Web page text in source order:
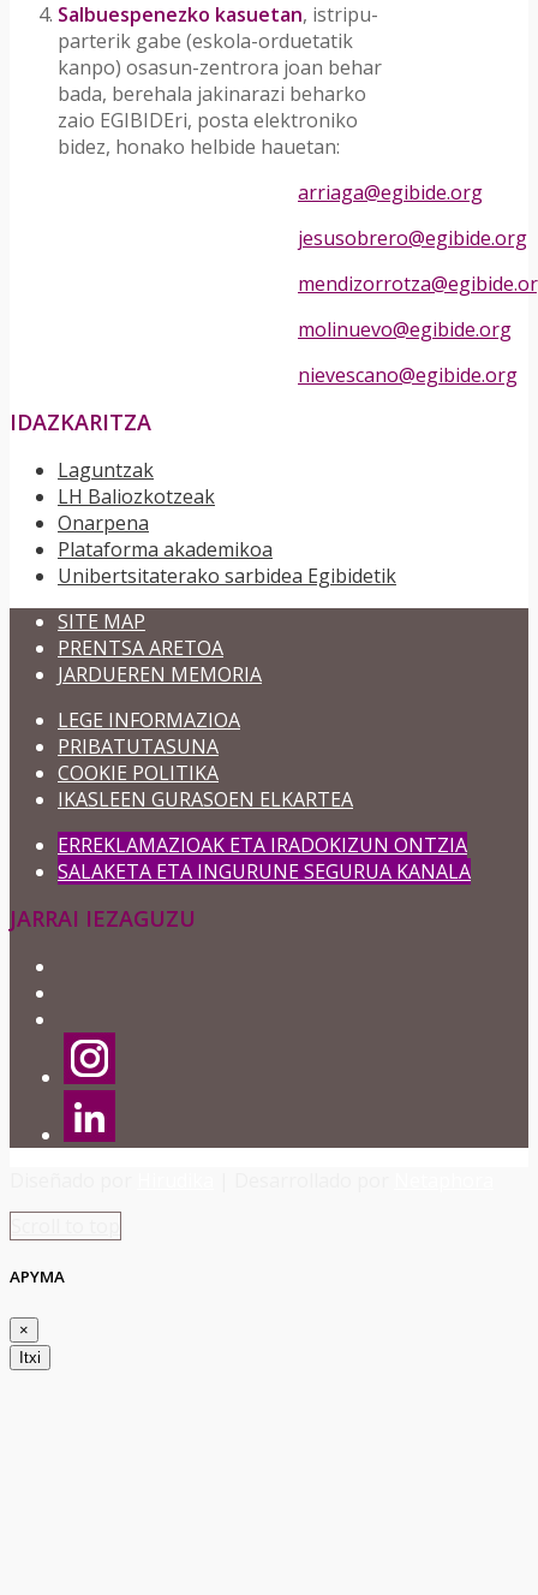
Salbuespenezko kasuetan, istripu-
parterik gabe (eskola-orduetatik
kanpo) osasun-zentrora joan behar
bada, berehala jakinarazi beharko
zaio EGIBIDEri, posta elektroniko
bidez, honako helbide hauetan:
arriaga@egibide.org
jesusobrero@egibide.org
molinuevo@egibide.org
nievescano@egibide.org
IDAZKARITZA
Laguntzak
LH Baliozkotzeak
Onarpena
Plataforma akademikoa
Unibertsitaterako sarbidea Egibidetik
SITE MAP
PRENTSA ARETOA
JARDUEREN MEMORIA
LEGE INFORMAZIOA
PRIBATUTASUNA
COOKIE POLITIKA
IKASLEEN GURASOEN ELKARTEA
ERREKLAMAZIOAK ETA IRADOKIZUN ONTZIA
SALAKETA ETA INGURUNE SEGURUA KANALA
JARRAI IEZAGUZU
APYMA
×
Itxi